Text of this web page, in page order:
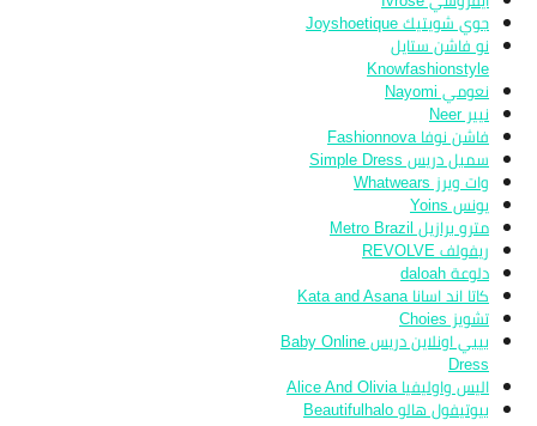
جوي شويتيك Joyshoetique
نو فاشن ستايل
Knowfashionstyle
نعومي Nayomi
نيير Neer
فاشن نوفا Fashionnova
سمبل دريس Simple Dress
وات ويرز Whatwears
يونس Yoins
مترو برازيل Metro Brazil
ريفولف REVOLVE
دلوعة daloah
كاتا اند اسانا Kata and Asana
تشويز Choies
بيبي اونلاين دريس Baby Online
Dress
اليس واوليفيا Alice And Olivia
بيوتيفول هالو Beautifulhalo